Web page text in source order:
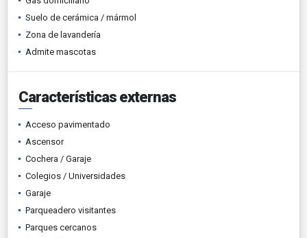
Suelo de cerámica / mármol
Zona de lavandería
Admite mascotas
Características externas
Acceso pavimentado
Ascensor
Cochera / Garaje
Colegios / Universidades
Garaje
Parqueadero visitantes
Parques cercanos